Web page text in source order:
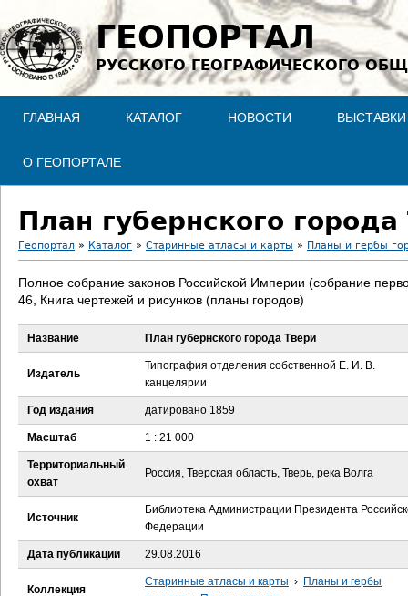
Jump to navigation
ГЕОПОРТАЛ
РУССКОГО ГЕОГРАФИЧЕСКОГО
ГЛАВНАЯ КАТАЛОГ НОВОСТИ ВЫСТАВКИ
О ГЕОПОРТАЛЕ
План губернского города
В
ы
д
е
с
ь
Геопортал » Каталог » Старинные атласы и карты » Планы и гербы
Полное собрание законов Российской Империи (собрание
46, Книга чертежей и рисунков (планы городов)
Название План губернского города Твери
Издатель
Типография отделения собственной Е. И. В.
канцелярии
Год издания датировано 1859
Масштаб 1 : 21 000
Территориальный
охват
Россия, Тверская область, Тверь, река Волга
Источник
Библиотека Администрации Президента
Федерации
Дата публикации 29.08.2016
Коллекция
Старинные атласы и карты › Планы и гербы